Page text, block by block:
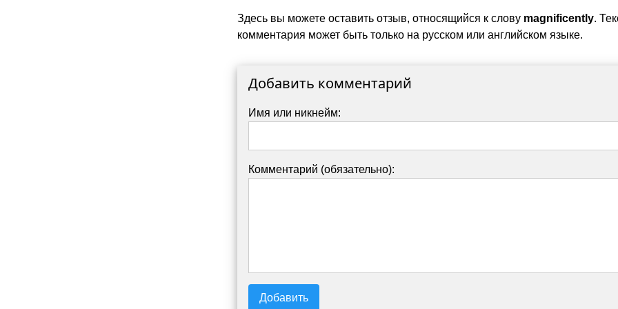
Здесь вы можете оставить отзыв, относящийся к слову magnificently.
комментария может быть только на русском или английском языке.
Добавить комментарий
Имя или никнейм:
Комментарий (обязательно):
Добавить